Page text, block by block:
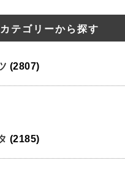
カテゴリーから探す
(2807)
(2185)